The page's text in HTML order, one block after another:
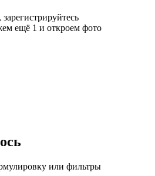
ещё 1 и откроем фото
или фильтры